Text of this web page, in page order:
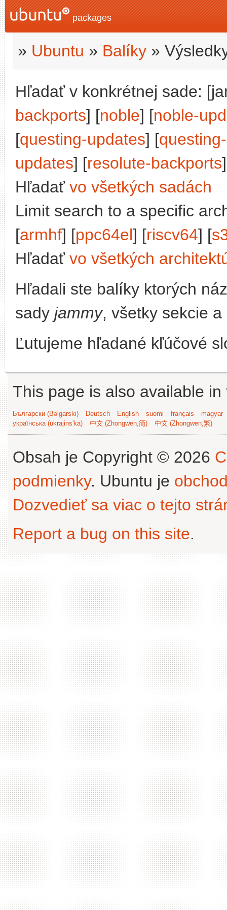
packages
» Ubuntu » Balíky »
Hľadať v konkrétnej sade:
backports] [noble] [noble-
[questing-updates] [
updates] [resolute-backports
Hľadať vo všetkých sadách
Limit search to a specific
[armhf] [ppc64el] [riscv64] [
Hľadať vo všetkých
Hľadali ste balíky ktorých
sady jammy, všetky sekcie
Ľutujeme hľadané kľúčové
This page is also available
Български (Bəlgarski) Deutsch English suomi français
magyar
українська (ukrajins'ka)
中文 (Zhongwen,简) 中文 (Zhongwen,繁)
Obsah je Copyright © 2026
podmienky. Ubuntu je
Dozvedieť sa viac o tejto
Report a bug on this site.